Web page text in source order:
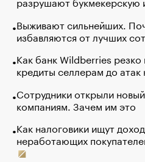
Выживают сильнейших.
избавляются от лучших
Как банк Wildberries резко
кредиты селлерам до атак
Сотрудники открыли
компаниям. Зачем им это
Как налоговики ищут
неработающих